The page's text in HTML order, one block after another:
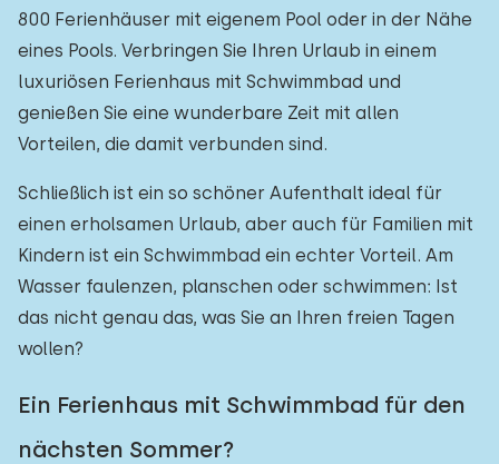
800 Ferienhäuser mit eigenem Pool oder in der Nähe
eines Pools. Verbringen Sie Ihren Urlaub in einem
luxuriösen Ferienhaus mit Schwimmbad und
genießen Sie eine wunderbare Zeit mit allen
Vorteilen, die damit verbunden sind.
Schließlich ist ein so schöner Aufenthalt ideal für
einen erholsamen Urlaub, aber auch für Familien mit
Kindern ist ein Schwimmbad ein echter Vorteil. Am
Wasser faulenzen, planschen oder schwimmen: Ist
das nicht genau das, was Sie an Ihren freien Tagen
wollen?
Ein Ferienhaus mit Schwimmbad für den
nächsten Sommer?